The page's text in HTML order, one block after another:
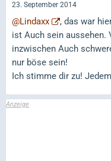
23. September 2014
@Lindaxx
, das war
ist Auch sein aussehen.
inzwischen Auch
nur böse sein!
Ich stimme dir zu!